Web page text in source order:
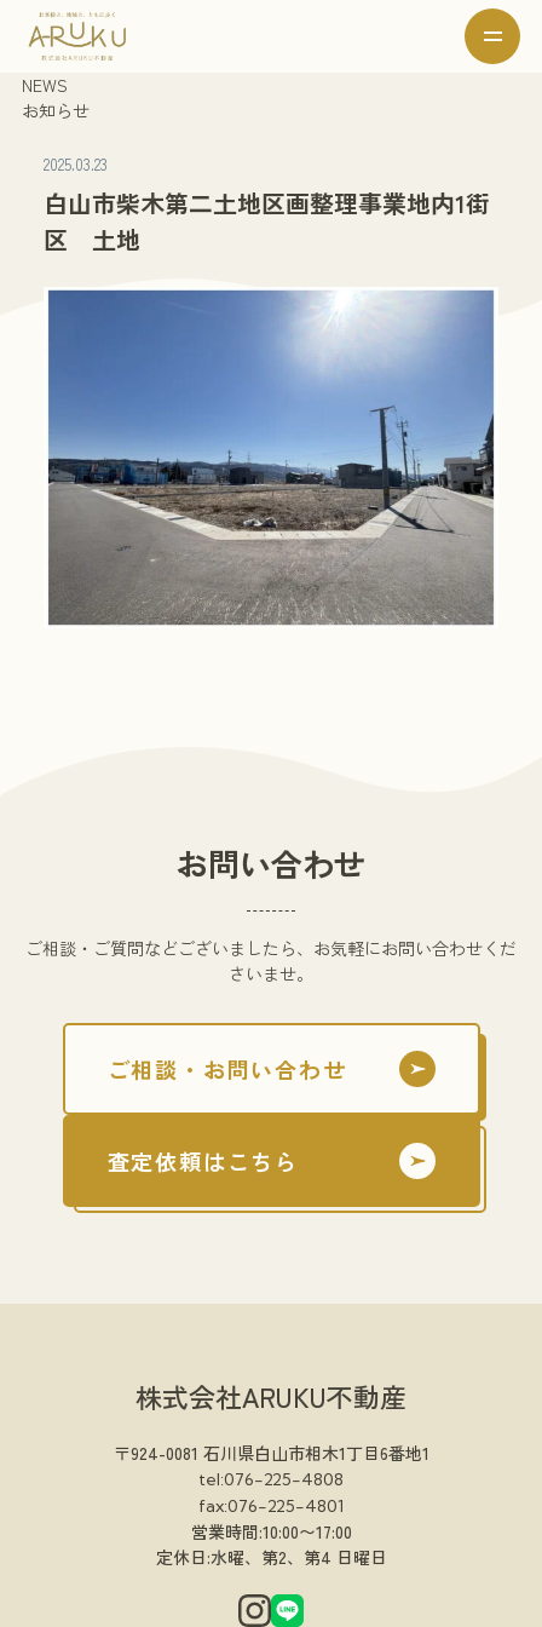
NEWS
お知らせ
2025.03.23
白山市柴木第二土地区画整理事業地内1街
区 土地
お問い合わせ
ご相談・ご質問などございましたら、お気軽にお問い合わせくだ
さいませ。
ご相談・お問い合わせ
査定依頼はこちら
株式会社ARUKU不動産
〒924-0081 石川県白山市相木1丁目6番地1
tel:076-225-4808
fax:076-225-4801
営業時間:10:00〜17:00
定休日:水曜、第2、第4 日曜日